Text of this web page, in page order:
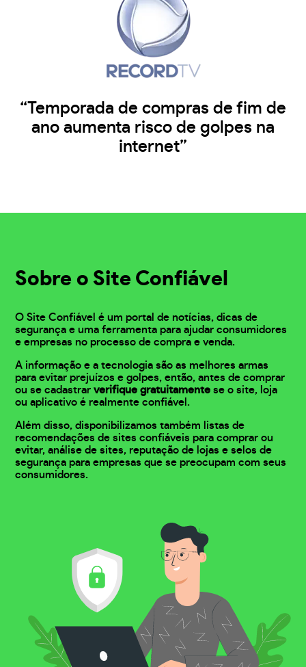
“Temporada de compras de fim de
ano aumenta risco de golpes na
internet”
Sobre o Site Confiável
O Site Confiável é um portal de notícias, dicas de
segurança e uma ferramenta para ajudar consumidores
e empresas no processo de compra e venda.
A informação e a tecnologia são as melhores armas
para evitar prejuízos e golpes, então, antes de comprar
ou se cadastrarverifique gratuitamente se o site, loja
ou aplicativo é realmente confiável.
Além disso, disponibilizamos também listas de
recomendações de sites confiáveis para comprar ou
evitar, análise de sites, reputação de lojas e selos de
segurança para empresas que se preocupam com seus
consumidores.